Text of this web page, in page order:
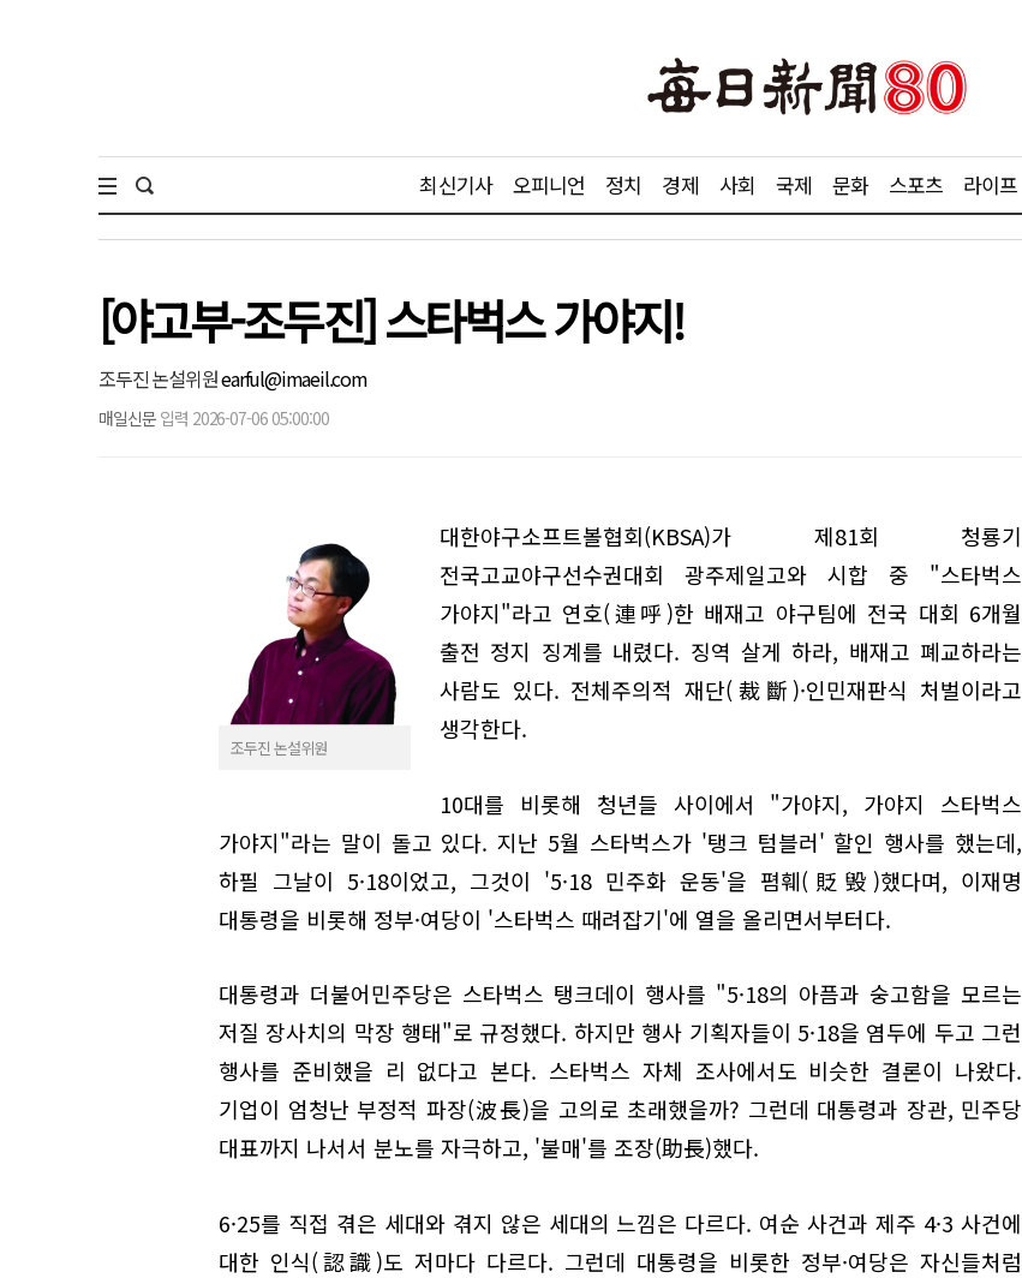
최신기사 오피니언 정치 경제 사회 국제 문화 스포츠 라이프
[야고부-조두진] 스타벅스 가야지!
조두진 논설위원earful@imaeil.com
매일신문 입력 2026-07-06 05:00:00
조두진 논설위원
대한야구소프트볼협회(KBSA)가 제81회 청룡기
전국고교야구선수권대회 광주제일고와 시합 중 "스타벅스
가야지"라고 연호(連呼)한 배재고 야구팀에 전국 대회 6개월
출전 정지 징계를 내렸다. 징역 살게 하라, 배재고 폐교하라는
사람도 있다. 전체주의적 재단(裁斷)·인민재판식 처벌이라고
생각한다.
10대를 비롯해 청년들 사이에서 "가야지, 가야지 스타벅스
가야지"라는 말이 돌고 있다. 지난 5월 스타벅스가 '탱크 텀블러' 할인 행사를 했는데,
하필 그날이 5·18이었고, 그것이 '5·18 민주화 운동'을 폄훼(貶毁)했다며, 이재명
대통령을 비롯해 정부·여당이 '스타벅스 때려잡기'에 열을 올리면서부터다.
대통령과 더불어민주당은 스타벅스 탱크데이 행사를 "5·18의 아픔과 숭고함을 모르는
저질 장사치의 막장 행태"로 규정했다. 하지만 행사 기획자들이 5·18을 염두에 두고 그런
행사를 준비했을 리 없다고 본다. 스타벅스 자체 조사에서도 비슷한 결론이 나왔다.
기업이 엄청난 부정적 파장(波長)을 고의로 초래했을까? 그런데 대통령과 장관, 민주당
대표까지 나서서 분노를 자극하고, '불매'를 조장(助長)했다.
6·25를 직접 겪은 세대와 겪지 않은 세대의 느낌은 다르다. 여순 사건과 제주 4·3 사건에
대한 인식(認識)도 저마다 다르다. 그런데 대통령을 비롯한 정부·여당은 자신들처럼